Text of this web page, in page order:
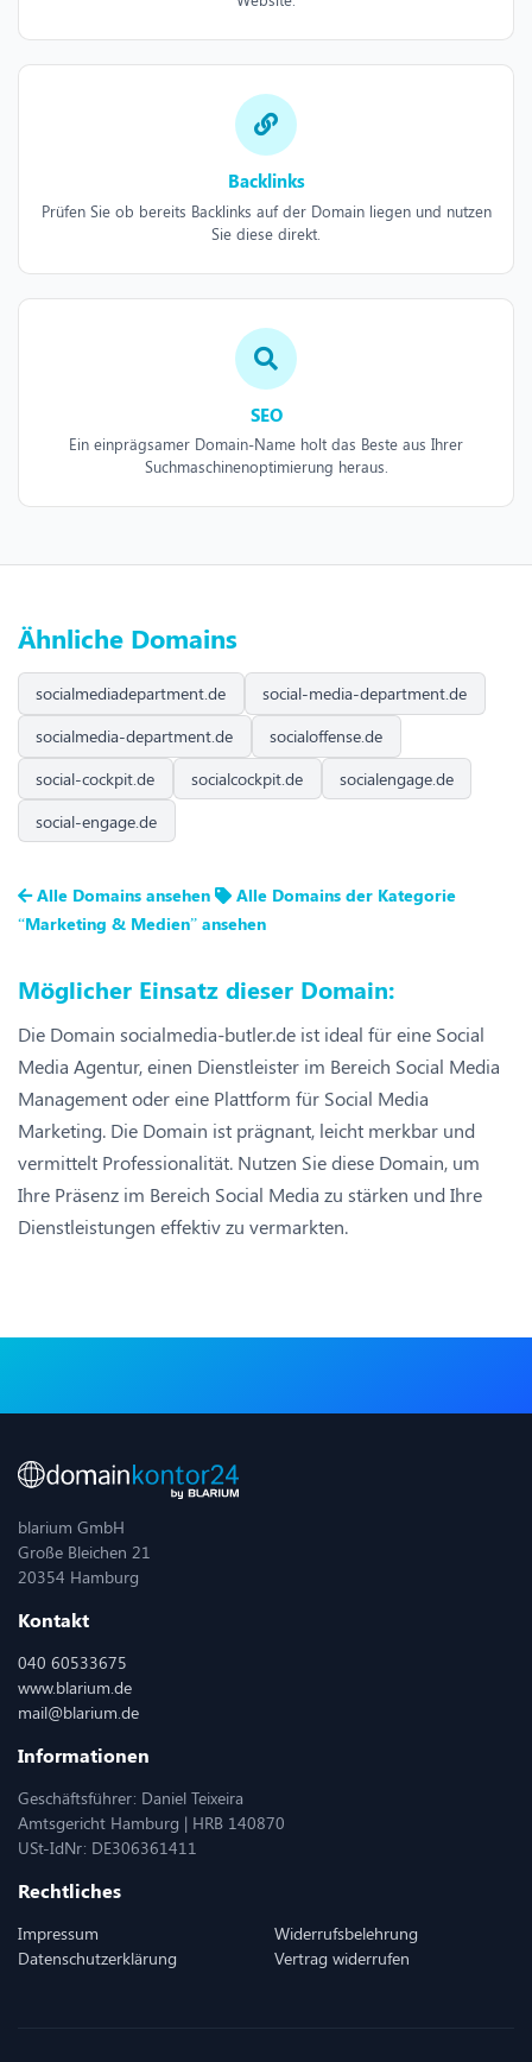
Backlinks
Prüfen Sie ob bereits Backlinks auf der Domain liegen und nutzen
Sie diese direkt.
SEO
Ein einprägsamer Domain-Name holt das Beste aus Ihrer
Suchmaschinenoptimierung heraus.
Ähnliche Domains
socialmediadepartment.de
social-media-department.de
socialmedia-department.de
socialoffense.de
social-cockpit.de
socialcockpit.de
socialengage.de
social-engage.de
Alle Domains ansehen
Alle Domains der Kategorie
“Marketing & Medien” ansehen
Möglicher Einsatz dieser Domain:
Die Domain socialmedia-butler.de ist ideal für eine Social
Media Agentur, einen Dienstleister im Bereich Social Media
Management oder eine Plattform für Social Media
Marketing. Die Domain ist prägnant, leicht merkbar und
vermittelt Professionalität. Nutzen Sie diese Domain, um
Ihre Präsenz im Bereich Social Media zu stärken und Ihre
Dienstleistungen effektiv zu vermarkten.
blarium GmbH
Große Bleichen 21
20354 Hamburg
Kontakt
040 60533675
www.blarium.de
mail@blarium.de
Informationen
Geschäftsführer: Daniel Teixeira
Amtsgericht Hamburg | HRB 140870
USt-IdNr: DE306361411
Rechtliches
Impressum
Datenschutzerklärung
Widerrufsbelehrung
Vertrag widerrufen